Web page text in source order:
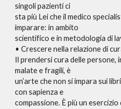
singoli pazienti ci
sta più Lei che il medico
imparare: in ambito
scientifico e in metodologia di
• Crescere nella relazione di
Il prendersi cura delle persone,
malate e fragili, è
un’arte che non si impara sui
con sapienza e
compassione. È più un